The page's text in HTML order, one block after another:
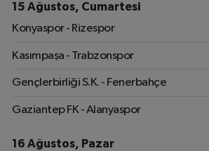
15 Ağustos, Cumartesi
Konyaspor - Rizespor
Kasımpaşa - Trabzonspor
Gençlerbirliği S.K. - Fenerbahçe
Gaziantep FK - Alanyaspor
16 Ağustos, Pazar